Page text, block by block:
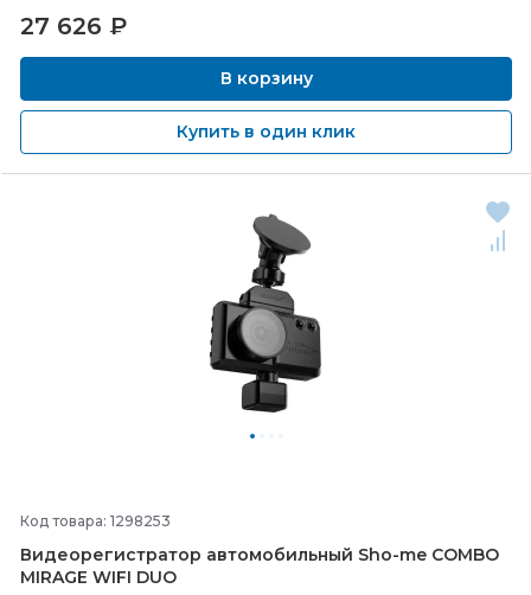
27 626 ₽
В корзину
Купить в один клик
Код товара: 1298253
Видеорегистратор автомобильный Sho-me COMBO
MIRAGE WIFI DUO